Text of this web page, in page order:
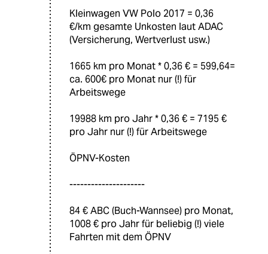
Kleinwagen VW Polo 2017 = 0,36
€/km gesamte Unkosten laut ADAC
(Versicherung, Wertverlust usw.)
1665 km pro Monat * 0,36 € = 599,64=
ca. 600€ pro Monat nur (!) für
Arbeitswege
19988 km pro Jahr * 0,36 € = 7195 €
pro Jahr nur (!) für Arbeitswege
ÖPNV-Kosten
---------------------
84 € ABC (Buch-Wannsee) pro Monat,
1008 € pro Jahr für beliebig (!) viele
Fahrten mit dem ÖPNV